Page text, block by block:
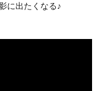
に出たくなる♪